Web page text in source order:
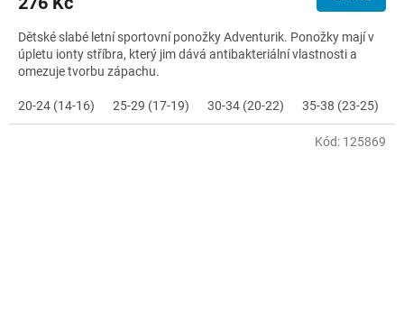
Dětské slabé letní sportovní ponožky Adventurik. Ponožky mají v
úpletu ionty stříbra, který jim dává antibakteriální vlastnosti a
omezuje tvorbu zápachu.
20-24 (14-16) 25-29 (17-19) 30-34 (20-22) 35-38 (23-25)
Kód: 125869